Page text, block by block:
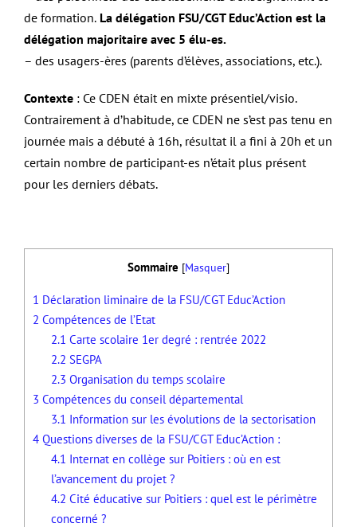
de formation. La délégation FSU/CGT Educ’Action est la
délégation majoritaire avec 5 élu-es.
– des usagers-ères (parents d’élèves, associations, etc.).
Contexte : Ce CDEN était en mixte présentiel/visio.
Contrairement à d’habitude, ce CDEN ne s’est pas tenu en
journée mais a débuté à 16h, résultat il a fini à 20h et un
certain nombre de participant-es n’était plus présent
pour les derniers débats.
Sommaire [Masquer]
1 Déclaration liminaire de la FSU/CGT Educ’Action
2 Compétences de l’Etat
2.1 Carte scolaire 1er degré : rentrée 2022
2.2 SEGPA
2.3 Organisation du temps scolaire
3 Compétences du conseil départemental
3.1 Information sur les évolutions de la sectorisation
4 Questions diverses de la FSU/CGT Educ’Action :
4.1 Internat en collège sur Poitiers : où en est
l’avancement du projet ?
4.2 Cité éducative sur Poitiers : quel est le périmètre
concerné ?